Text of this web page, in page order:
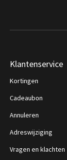
Klantenservice
Kortingen
Cadeaubon
Annuleren
Adreswijziging
Vragen en klachten